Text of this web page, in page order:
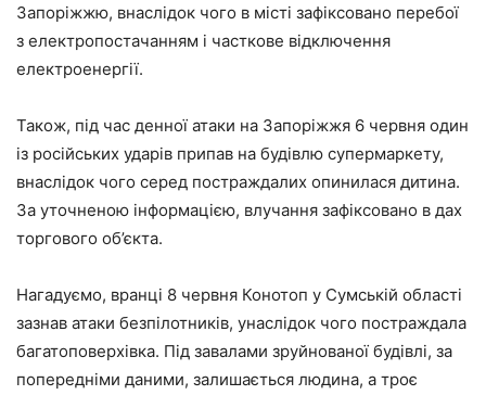
Запоріжжю, внаслідок чого в місті зафіксовано перебої
з електропостачанням і часткове відключення
електроенергії.
Також, під час денної атаки на Запоріжжя 6 червня один
із російських ударів припав на будівлю супермаркету,
внаслідок чого серед постраждалих опинилася дитина.
За уточненою інформацією, влучання зафіксовано в дах
торгового об’єкта.
Нагадуємо, вранці 8 червня Конотоп у Сумській області
зазнав атаки безпілотників, унаслідок чого постраждала
багатоповерхівка. Під завалами зруйнованої будівлі, за
попередніми даними, залишається людина, а троє